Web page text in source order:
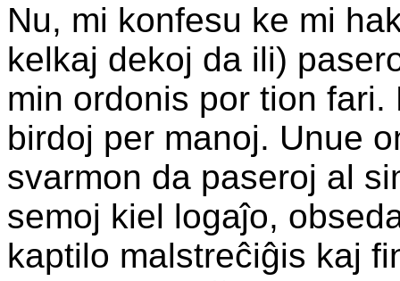
Nu, mi konfesu ke mi
kelkaj dekoj da ili)
min ordonis por tion
birdoj per manoj. Unue
svarmon da paseroj al
semoj kiel logaĵo,
kaptilo malstreĉiĝis kaj